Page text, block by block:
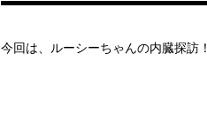
今回は、ルーシーちゃんの内臓探訪